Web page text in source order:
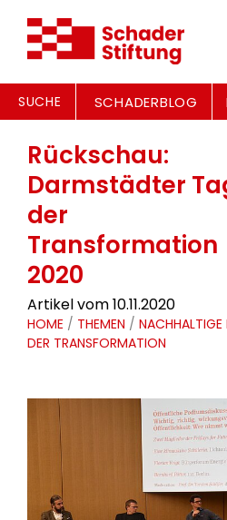
SUCHE SCHADERBLOG
Rückschau:
Darmstädter
der
Transformation
2020
Artikel vom 10.11.2020
HOME / THEMEN /
DER TRANSFORMATION